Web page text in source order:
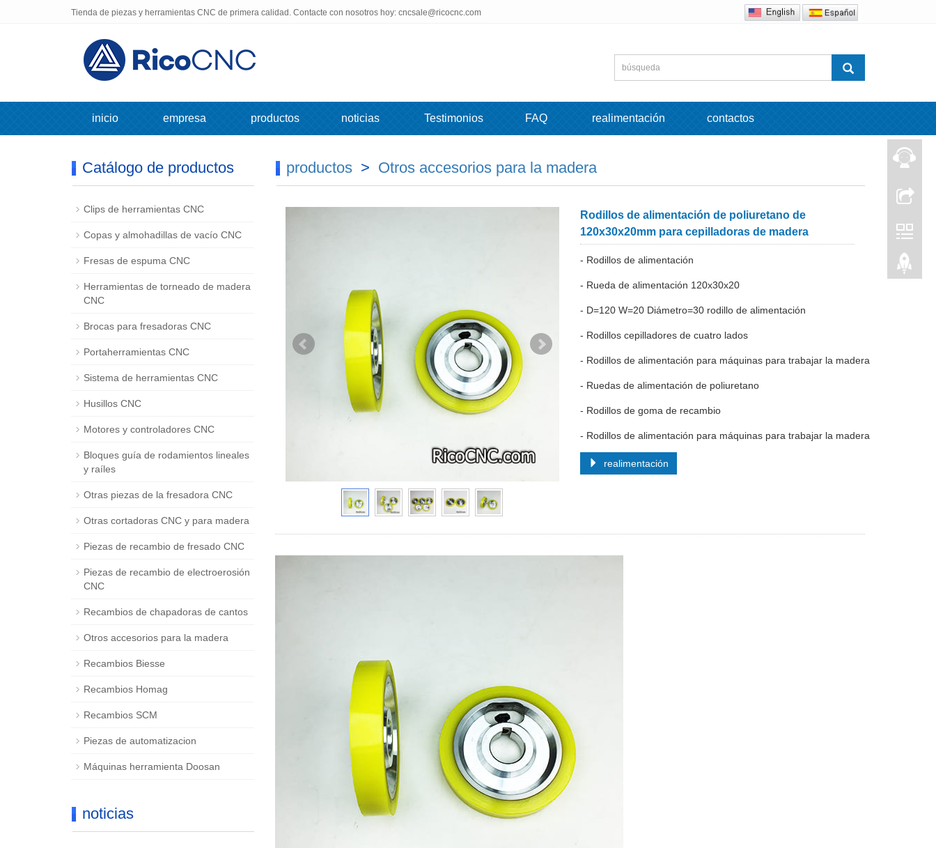
Tienda de piezas y herramientas CNC de primera calidad. Contacte con nosotros hoy: cncsale@ricocnc.com
inicio empresa productos noticias Testimonios FAQ realimentación contactos
productos> Otros accesorios para la madera
Rodillos de alimentación de poliuretano de
120x30x20mm para cepilladoras de madera
- Rodillos de alimentación
- Rueda de alimentación 120x30x20
- D=120 W=20 Diámetro=30 rodillo de alimentación
- Rodillos cepilladores de cuatro lados
- Rodillos de alimentación para máquinas para trabajar la madera
- Ruedas de alimentación de poliuretano
- Rodillos de goma de recambio
- Rodillos de alimentación para máquinas para trabajar la madera
realimentación
Catálogo de productos
Clips de herramientas CNC
Copas y almohadillas de vacío CNC
Fresas de espuma CNC
Herramientas de torneado de madera
CNC
Brocas para fresadoras CNC
Portaherramientas CNC
Sistema de herramientas CNC
Husillos CNC
Motores y controladores CNC
Bloques guía de rodamientos lineales
y raíles
Otras piezas de la fresadora CNC
Otras cortadoras CNC y para madera
Piezas de recambio de fresado CNC
Piezas de recambio de electroerosión
CNC
Recambios de chapadoras de cantos
Otros accesorios para la madera
Recambios Biesse
Recambios Homag
Recambios SCM
Piezas de automatizacion
Máquinas herramienta Doosan
noticias